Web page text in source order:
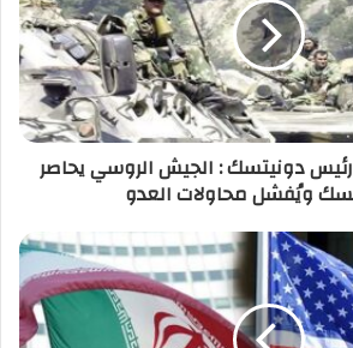
دونيتسك : الجيش الروسي يحاصر
ويُفشل محاولات العدو